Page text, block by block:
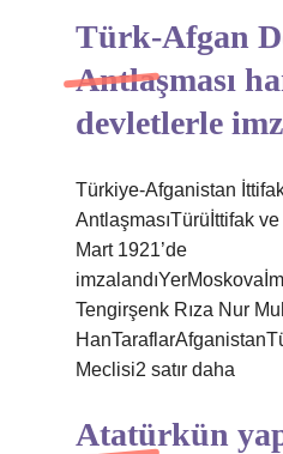
Türk-Afgan
Antlaşması
devletlerle
Türkiye-Afganistan
AntlaşmasıTürüİttifak
Mart 1921’de
Tengirşenk Rıza Nur
Meclisi2 satır daha
Atatürkün